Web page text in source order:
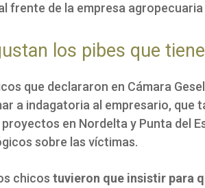
frente de la empresa agropecuaria
los pibes que
que declararon en Cámara
a indagatoria al empresario, que
en Nordelta y Punta del
sobre las víctimas.
chicos tuvieron que insistir para